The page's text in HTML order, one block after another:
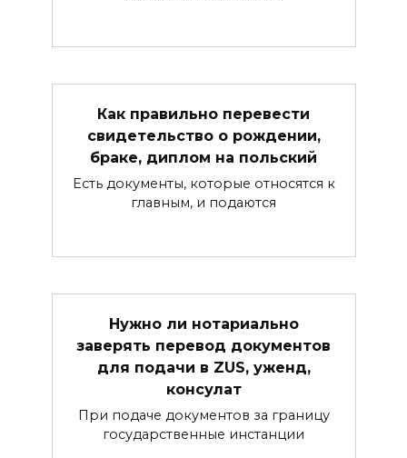
Как правильно перевести
свидетельство о рождении,
браке, диплом на польский
Есть документы, которые относятся к
главным, и подаются
Нужно ли нотариально
заверять перевод документов
для подачи в ZUS, уженд,
консулат
При подаче документов за границу
государственные инстанции